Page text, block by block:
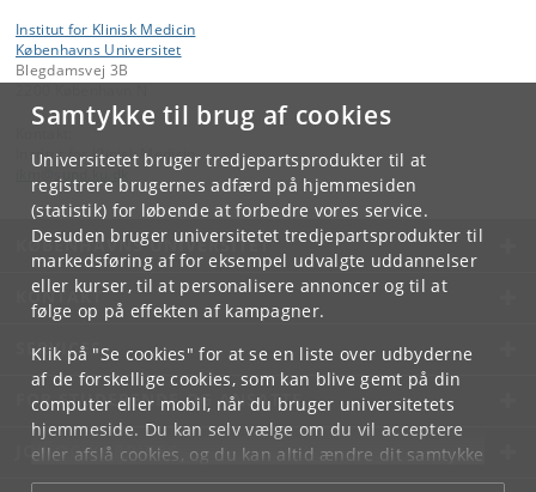
Samtykke til brug af cookies
Universitetet bruger tredjepartsprodukter til at
registrere brugernes adfærd på hjemmesiden
(statistik) for løbende at forbedre vores service.
Desuden bruger universitetet tredjepartsprodukter til
markedsføring af for eksempel udvalgte uddannelser
eller kurser, til at personalisere annoncer og til at
følge op på effekten af kampagner.
Klik på "Se cookies" for at se en liste over udbyderne
af de forskellige cookies, som kan blive gemt på din
computer eller mobil, når du bruger universitetets
hjemmeside. Du kan selv vælge om du vil acceptere
eller afslå cookies, og du kan altid ændre dit samtykke
underCookie- og privatlivspolitiksom du finder i
Institut for Klinisk Medicin
Københavns Universitet
Blegdamsvej 3B
Institut for Klinisk Medicin
KØBENHAVNS UNIVERSITET
KONTAKT
SERVICES
FOR STUDERENDE OG ANSATTE
JOB OG KARRIERE